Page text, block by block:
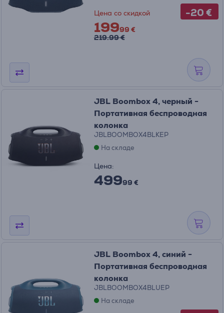
-20 €
Цена со скидкой
19999 €
219.99 €
JBL Boombox 4, черный -
Портативная беспроводная
колонка
JBLBOOMBOX4BLKEP
На складе
Цена:
49999 €
JBL Boombox 4, синий -
Портативная беспроводная
колонка
JBLBOOMBOX4BLUEP
На складе